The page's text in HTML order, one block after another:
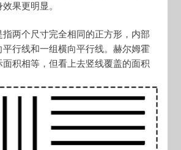
果更明显。
两个尺寸完全相同的正方形，内部
平行线和一组横向平行线。赫尔姆霍
积相等，但看上去竖线覆盖的面积